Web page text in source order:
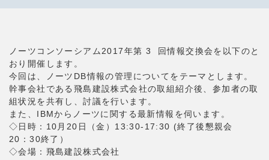
ノーツコンソーシアム2017年第 3 回情報交換会を以下のと
おり開催します。
今回は、ノーツDB情報の管理についてをテーマとします。
幹事会社である飛島建設株式会社の取組紹介後、参加者の取
組状況を共有し、討議を行います。
また、IBMからノーツに関する最新情報を伺います。
◇日時：10月20日（金）13:30-17:30 (終了後懇親会
20：30終了）
◇会場：飛島建設株式会社